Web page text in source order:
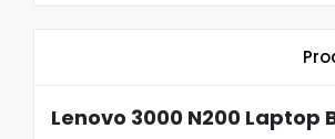
Lenovo 3000 N200 Laptop